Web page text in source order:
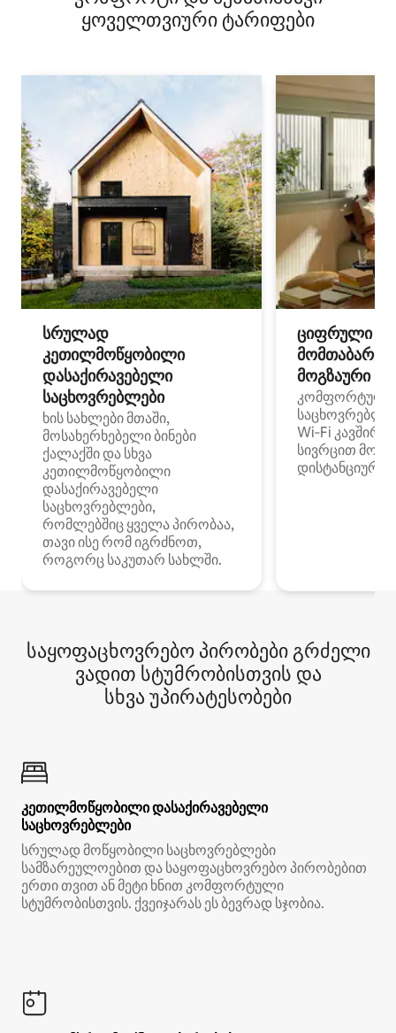
ყოველთვიური ტარიფები
სრულად
კეთილმოწყობილი
დასაქირავებელი
საცხოვრებლები
ხის სახლები მთაში,
მოსახერხებელი ბინები
ქალაქში და სხვა
კეთილმოწყობილი
დასაქირავებელი
საცხოვრებლები,
რომლებშიც ყველა პირობაა,
თავი ისე რომ იგრძნოთ,
როგორც საკუთარ სახლში.
ციფრული
მოგზაური
კომფორტული
Wi‑Fi
სივრცით
დისტანციური
საყოფაცხოვრებო პირობები გრძელი
ვადით სტუმრობისთვის და
სხვა უპირატესობები
კეთილმოწყობილი დასაქირავებელი
საცხოვრებლები
სრულად მოწყობილი საცხოვრებლები
სამზარეულოებით და საყოფაცხოვრებო პირობებით
ერთი თვით ან მეტი ხნით კომფორტული
სტუმრობისთვის. ქვეიჯარას ეს ბევრად სჯობია.